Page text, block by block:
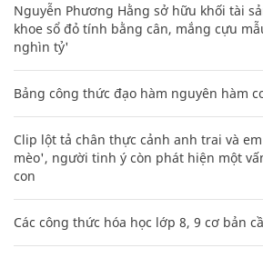
Nguyễn Phương Hằng sở hữu khối tài
khoe sổ đỏ tính bằng cân, mắng cựu
nghìn tỷ'
Bảng công thức đạo hàm nguyên hàm
Clip lột tả chân thực cảnh anh trai và
mèo', người tinh ý còn phát hiện một
con
Các công thức hóa học lớp 8, 9 cơ bản